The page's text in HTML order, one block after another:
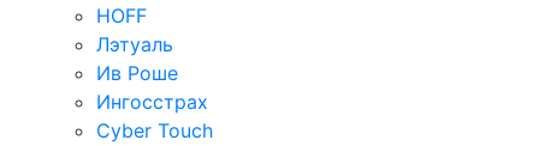
HOFF
Лэтуаль
Ив Роше
Ингосстрах
Cyber Touch